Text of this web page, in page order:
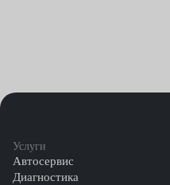
Услуги
Автосервис
Диагностика